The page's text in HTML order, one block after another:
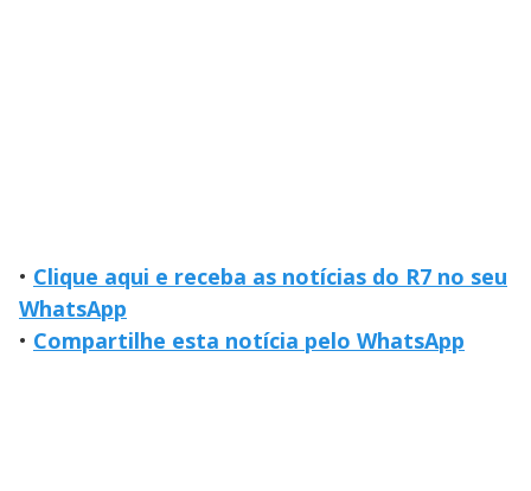
• Clique aqui e receba as notícias do R7 no seu
WhatsApp
• Compartilhe esta notícia pelo WhatsApp